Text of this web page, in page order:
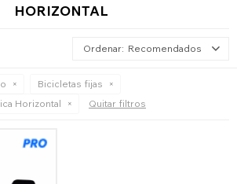
HORIZONTAL
Recomendados
Bicicletas fijas
Horizontal Quitar filtros